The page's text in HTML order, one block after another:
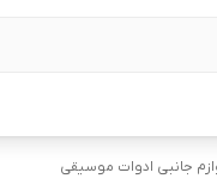
جانبی ادوات موسیقی